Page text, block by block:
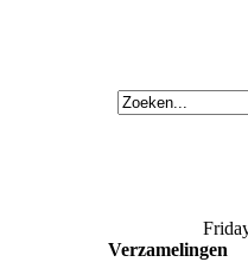
Verzamelingen